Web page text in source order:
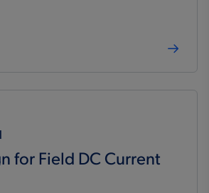
for Field DC Current